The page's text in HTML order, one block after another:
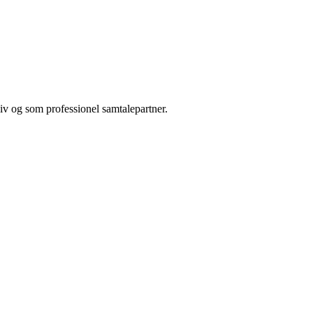
og som professionel samtalepartner.